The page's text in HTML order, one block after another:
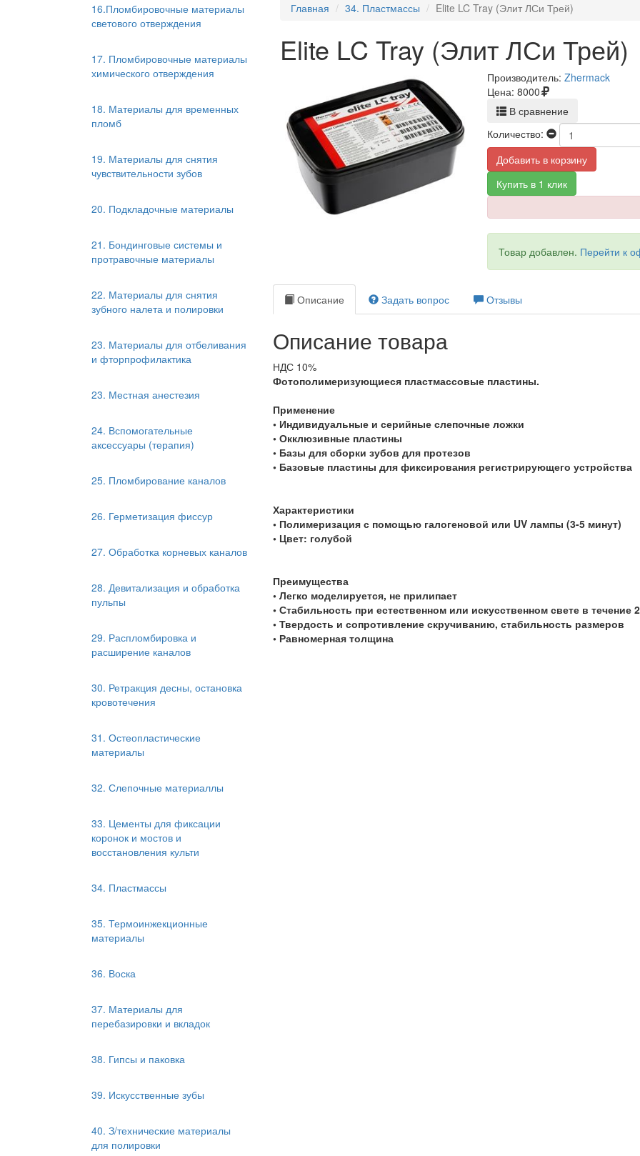
16.Пломбировочные материалы
светового отверждения
17. Пломбировочные материалы
химического отверждения
18. Материалы для временных
пломб
19. Материалы для снятия
чувствительности зубов
20. Подкладочные материалы
21. Бондинговые системы и
протравочные материалы
22. Материалы для снятия
зубного налета и полировки
23. Материалы для отбеливания
и фторпрофилактика
23. Местная анестезия
24. Вспомогательные
аксессуары (терапия)
25. Пломбирование каналов
26. Герметизация фиссур
27. Обработка корневых каналов
28. Девитализация и обработка
пульпы
29. Распломбировка и
расширение каналов
30. Ретракция десны, остановка
кровотечения
31. Остеопластические
материалы
32. Слепочные материаллы
33. Цементы для фиксации
коронок и мостов и
восстановления культи
34. Пластмассы
35. Термоинжекционные
материалы
36. Воска
37. Материалы для
перебазировки и вкладок
38. Гипсы и паковка
39. Искусственные зубы
40. З/технические материалы
для полировки
Главная 34. Пластмассы Elite LC Tray (Элит ЛСи Трей)
Elite LC Tray (Элит ЛСи Трей)
Производитель: Zhermack
Цена: 8000
В сравнение
Количество:
Добавить в корзину
Купить в 1 клик
Товар добавлен. Перейти к
Описание Задать вопрос Отзывы
Описание товара
НДС 10%
Фотополимеризующиеся пластмассовые пластины.
Применение
• Индивидуальные и серийные слепочные ложки
• Окклюзивные пластины
• Базы для сборки зубов для протезов
• Базовые пластины для фиксирования регистрирующего устройства
Характеристики
• Полимеризация с помощью галогеновой или UV лампы (3-5 минут)
• Цвет: голубой
Преимущества
• Легко моделируется, не прилипает
• Стабильность при естественном или искусственном свете в течение
• Твердость и сопротивление скручиванию, стабильность размеров
• Равномерная толщина